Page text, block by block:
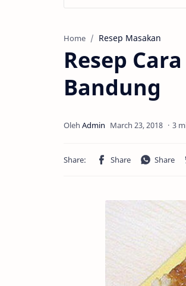
Home Resep Masakan
Resep
Bandung
3